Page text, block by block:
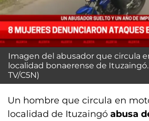
Imagen del abusador que circula
localidad bonaerense de
TV/C5N)
Un hombre que circula en
localidad de Ituzaingó abusa